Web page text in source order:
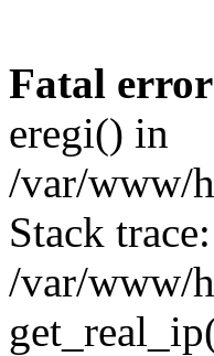
Fatal error
eregi() in
/var/www/
Stack
/var/www/